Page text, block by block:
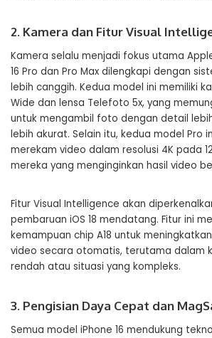
2. Kamera dan Fitur Visual
Kamera selalu menjadi fokus utama
16 Pro dan Pro Max dilengkapi dengan
lebih canggih. Kedua model ini memiliki
Wide dan lensa Telefoto 5x, yang
untuk mengambil foto dengan detail
lebih akurat. Selain itu, kedua model Pro
merekam video dalam resolusi 4K pada
mereka yang menginginkan hasil video
Fitur Visual Intelligence akan
pembaruan iOS 18 mendatang. Fitur ini
kemampuan chip A18 untuk
video secara otomatis, terutama dalam
rendah atau situasi yang kompleks.
3. Pengisian Daya Cepat dan
Semua model iPhone 16 mendukung